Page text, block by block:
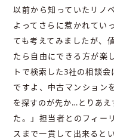
以前から知っていたリノ
よってさらに惹かれてい
ても考えてみましたが、
たら自由にできる方が楽
トで検索した3社の相談
ですよ、中古マンション
を探すのが先か…とりあ
た。」担当者とのフィー
スまで一貫して出来ると